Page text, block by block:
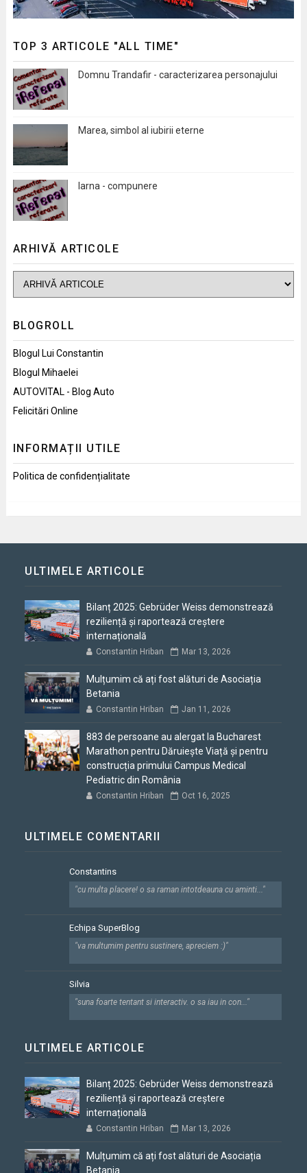
TOP 3 ARTICOLE "ALL TIME"
Domnu Trandafir - caracterizarea personajului
Marea, simbol al iubirii eterne
Iarna - compunere
ARHIVĂ ARTICOLE
BLOGROLL
Blogul Lui Constantin
Blogul Mihaelei
AUTOVITAL - Blog Auto
Felicitări Online
INFORMAȚII UTILE
Politica de confidențialitate
ULTIMELE ARTICOLE
Bilanț 2025: Gebrüder Weiss demonstrează
reziliență și raportează creștere
internațională
Constantin Hriban Mar 13, 2026
Mulțumim că ați fost alături de Asociația
Betania
Constantin Hriban Jan 11, 2026
883 de persoane au alergat la Bucharest
Marathon pentru Dăruiește Viață și pentru
construcția primului Campus Medical
Pediatric din România
Constantin Hriban Oct 16, 2025
ULTIMELE COMENTARII
Constantins
"cu multa placere! o sa raman intotdeauna cu aminti..."
Echipa SuperBlog
"va multumim pentru sustinere, apreciem :)"
Silvia
"suna foarte tentant si interactiv. o sa iau in con..."
ULTIMELE ARTICOLE
Bilanț 2025: Gebrüder Weiss demonstrează
reziliență și raportează creștere
internațională
Constantin Hriban Mar 13, 2026
Mulțumim că ați fost alături de Asociația
Betania